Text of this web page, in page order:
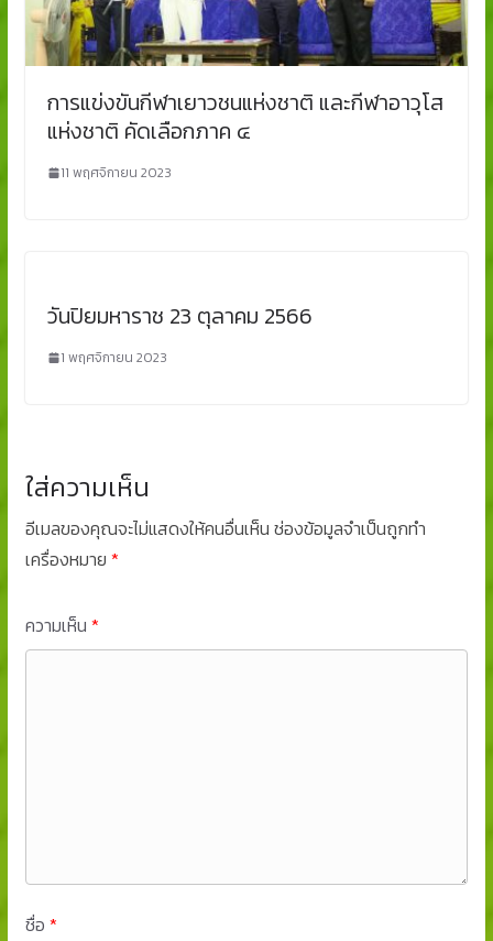
การแข่งขันกีฬาเยาวชนแห่งชาติ และกีฬาอาวุโส
แห่งชาติ คัดเลือกภาค ๔
11 พฤศจิกายน 2023
วันปิยมหาราช 23 ตุลาคม 2566
1 พฤศจิกายน 2023
ใส่ความเห็น
อีเมลของคุณจะไม่แสดงให้คนอื่นเห็น ช่องข้อมูลจำเป็นถูกทำ
เครื่องหมาย *
ความเห็น *
ชื่อ *